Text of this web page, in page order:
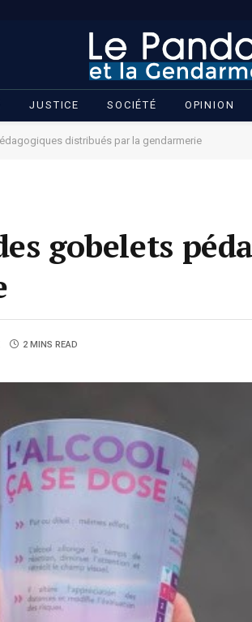
JUSTICE SOCIÉTÉ OPINION
distribués par la gendarmerie
gobelets
2 MINS READ